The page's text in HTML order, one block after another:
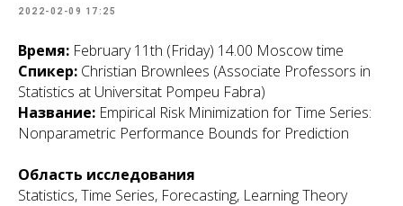
2022-02-09 17:25
Время: February 11th (Friday) 14.00 Moscow time
Спикер: Christian Brownlees (Associate Professors in
Statistics at Universitat Pompeu Fabra)
Название: Empirical Risk Minimization for Time Series:
Nonparametric Performance Bounds for Prediction
Область исследования
Statistics, Time Series, Forecasting, Learning Theory